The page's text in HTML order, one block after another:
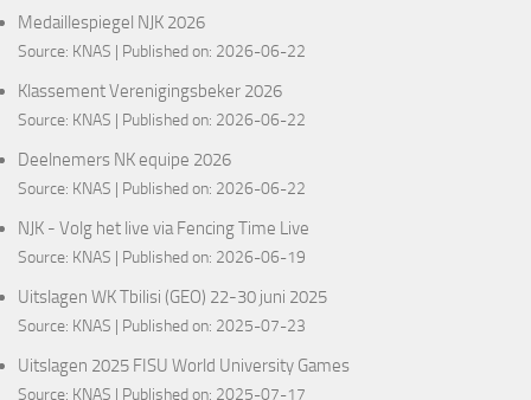
Medaillespiegel NJK 2026
Source: KNAS Published on: 2026-06-22
Klassement Verenigingsbeker 2026
Source: KNAS Published on: 2026-06-22
Deelnemers NK equipe 2026
Source: KNAS Published on: 2026-06-22
NJK - Volg het live via Fencing Time Live
Source: KNAS Published on: 2026-06-19
Uitslagen WK Tbilisi (GEO) 22-30 juni 2025
Source: KNAS Published on: 2025-07-23
Uitslagen 2025 FISU World University Games
Source: KNAS Published on: 2025-07-17